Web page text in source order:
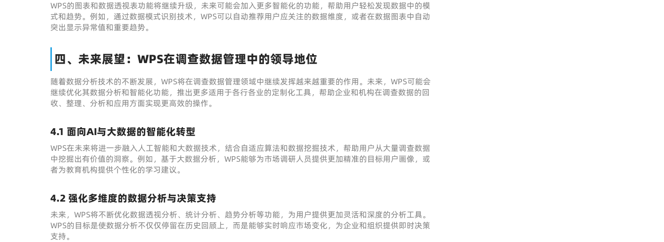
WPS的图表和数据透视表功能将继续升级，未来可能会加入更多智能化的功能，帮助用户轻松发现数据中的模
式和趋势。例如，通过数据模式识别技术，WPS可以自动推荐用户应关注的数据维度，或者在数据图表中自动
突出显示异常值和重要趋势。
四、未来展望：WPS在调查数据管理中的领导地位
随着数据分析技术的不断发展，WPS将在调查数据管理领域中继续发挥越来越重要的作用。未来，WPS可能会
继续优化其数据分析和智能化功能，推出更多适用于各行各业的定制化工具，帮助企业和机构在调查数据的回
收、整理、分析和应用方面实现更高效的操作。
4.1 面向AI与大数据的智能化转型
WPS在未来将进一步融入人工智能和大数据技术，结合自适应算法和数据挖掘技术，帮助用户从大量调查数据
中挖掘出有价值的洞察。例如，基于大数据分析，WPS能够为市场调研人员提供更加精准的目标用户画像，或
者为教育机构提供个性化的学习建议。
4.2 强化多维度的数据分析与决策支持
未来，WPS将不断优化数据透视分析、统计分析、趋势分析等功能，为用户提供更加灵活和深度的分析工具。
WPS的目标是使数据分析不仅仅停留在历史回顾上，而是能够实时响应市场变化，为企业和组织提供即时决策
支持。